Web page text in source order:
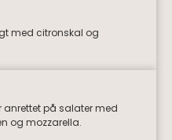
med citronskal og
på salater med
og mozzarella.